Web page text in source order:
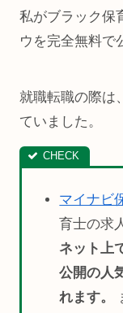
私がブラック保
ウを完全無料で
就職転職の際は
ていました。
マイナビ
育士の求
ネット上
公開の人
れます。